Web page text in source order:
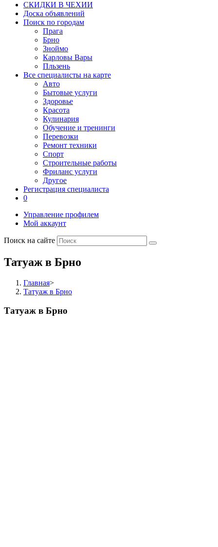
СКИДКИ В ЧЕХИИ
Доска объявлений
Поиск по городам
Прага
Брно
Зноймо
Карловы Вары
Пльзень
Все специалисты на карте
Авто
Бытовые услуги
Здоровье
Красота
Кулинария
Обучение и тренинги
Перевозки
Ремонт техники
Спорт
Строительные работы
Фриланс услуги
Другое
Регистрация специалиста
0
Управление профилем
Мой аккаунт
Поиск на сайте
Татуаж в Брно
Главная>
Татуаж в Брно
Татуаж в Брно